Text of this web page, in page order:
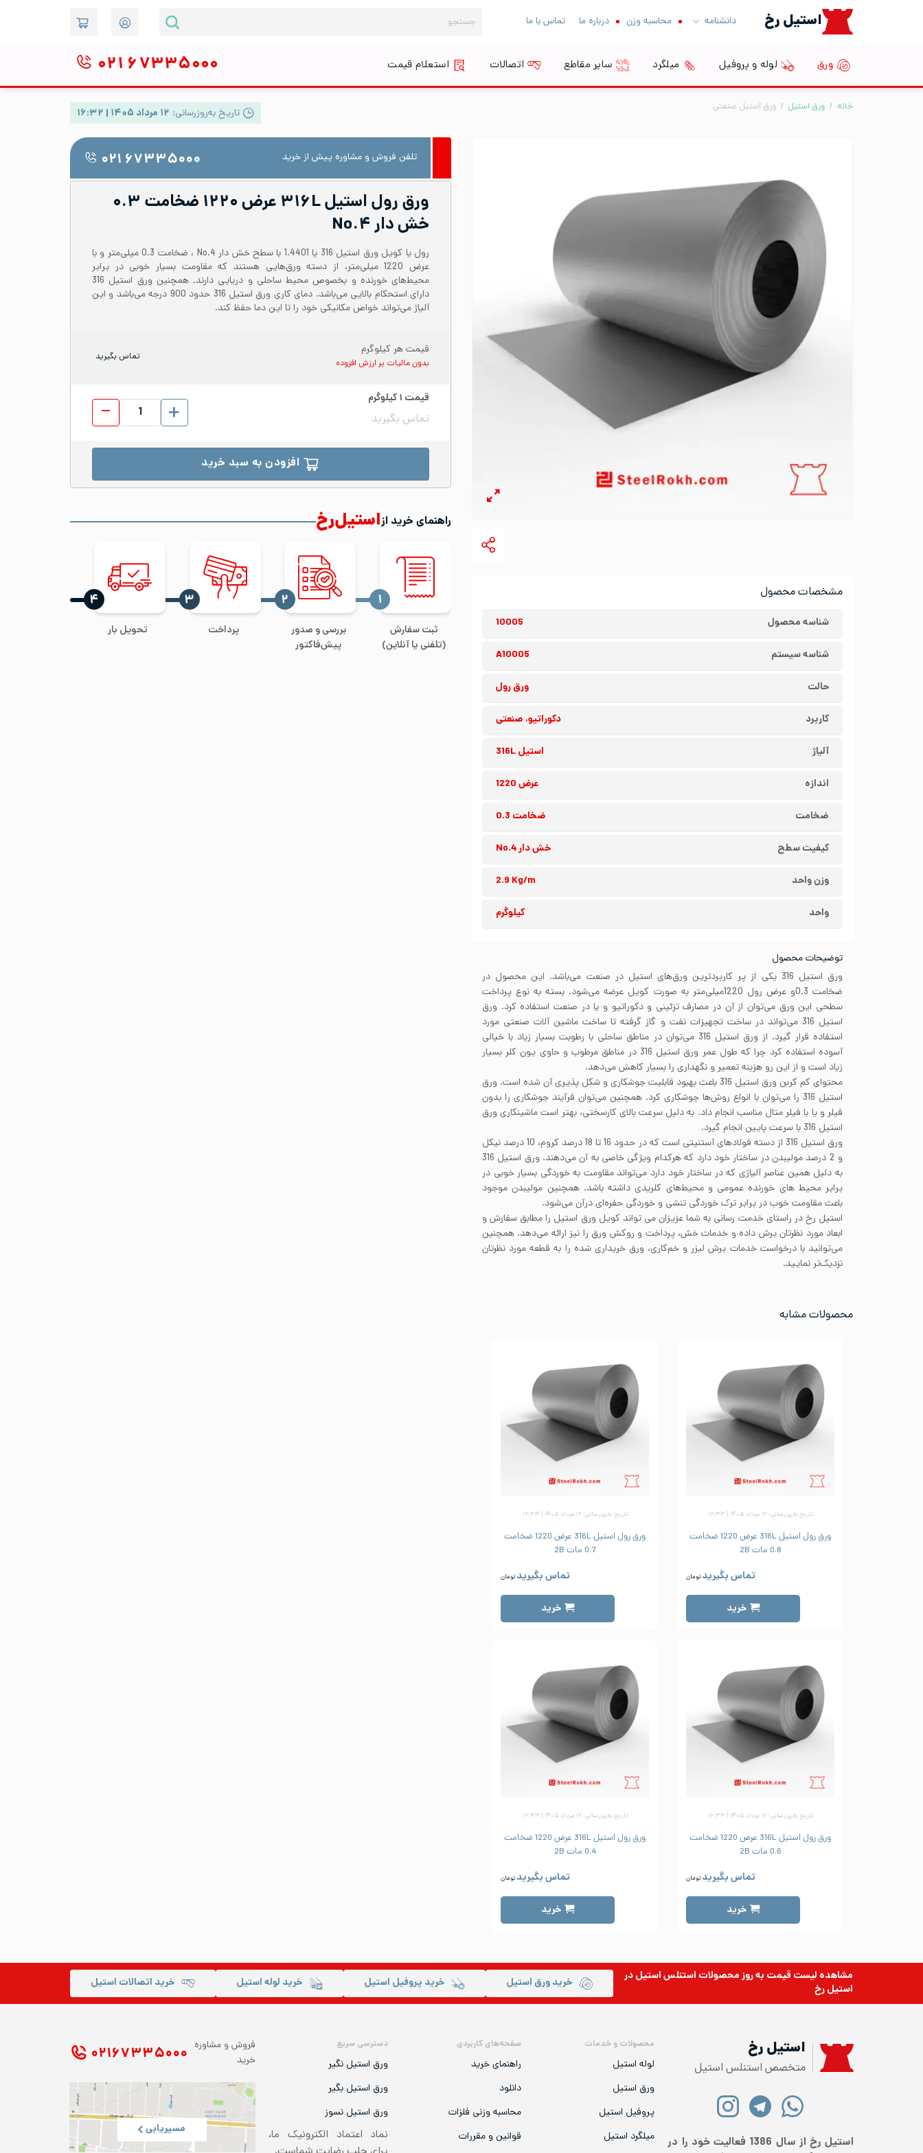
استیل رخ دانشنامه محاسبه وزن درباره ما تماس با ما
برای:
ورق لوله و پروفیل میلگرد سایر مقاطع اتصالات استعلام قیمت ۰۲۱ ۶۷۳۳۵۰۰۰
خانه / ورق استیل / ورق استیل صنعتی تاریخ به‌روزرسانی: ۱۲ مرداد ۱۴۰۵ | ۱۶:۳۲
مشخصات محصول
شناسه محصول 10005
شناسه سیستم A10005
حالت ورق رول
کاربرد دکوراتیو، صنعتی
آلیاژ استیل 316L
اندازه عرض 1220
ضخامت ضخامت 0.3
کیفیت سطح خش دار No.4
وزن واحد 2.9 Kg/m
واحد کیلوگرم
توضیحات محصول
ورق استیل 316 یکی از پر کاربردترین ورق‌های استیل در صنعت می‌باشد. این محصول در
ضخامت 0.3و عرض رول 1220میلی‌متر به صورت کویل عرضه می‌شود. بسته به نوع پرداخت
سطحی این ورق می‌توان از آن در مصارف تزئینی و دکوراتیو و یا در صنعت استفاده کرد. ورق
استیل 316 می‌تواند در ساخت تجهیزات نفت و گاز گرفته تا ساخت ماشین آلات صنعتی مورد
استفاده قرار گیرد. از ورق استیل 316 می‌توان در مناطق ساحلی با رطوبت بسیار زیاد با خیالی
آسوده استفاده کرد چرا که طول عمر ورق استیل 316 در مناطق مرطوب و حاوی یون کلر بسیار
زیاد است و از این رو هزینه تعمیر و نگهداری را بسیار کاهش می‌دهد.
محتوای کم کربن ورق استیل 316 باعث بهبود قابلیت جوشکاری و شکل پذیری آن شده است. ورق
استیل 316 را می‌توان با انواع روش‌ها جوشکاری کرد. همچنین می‌توان فرآیند جوشکاری را بدون
فیلر و یا با فیلر متال مناسب انجام داد. به دلیل سرعت بالای کارسختی، بهتر است ماشینکاری ورق
استیل 316 با سرعت پایین انجام گیرد.
ورق استیل 316 از دسته فولادهای آستنیتی است که در حدود 16 تا 18 درصد کروم، 10 درصد نیکل
و 2 درصد مولیبدن در ساختار خود دارد که هرکدام ویژگی خاصی به آن می‌دهند. ورق استیل 316
به دلیل همین عناصر آلیاژی که در ساختار خود دارد می‌تواند مقاومت به خوردگی بسیار خوبی در
برابر محیط های خورنده عمومی و محیط‌های کلریدی داشته باشد. همچنین مولیبدن موجود
باعث مقاومت خوب در برابر ترک خوردگی تنشی و خوردگی حفره‌ای درآن می‌‌شود.
استیل رخ در راستای خدمت رسانی به شما عزیزان می تواند کویل ورق استیل را مطابق سفارش و
ابعاد مورد نظرتان برش داده و خدمات خش، پرداخت و روکش ورق را نیز ارائه می‌دهد. همچنین
می‌توانید با درخواست خدمات برش لیزر و خم‌کاری، ورق خریداری شده را به قطعه مورد نظرتان
نزدیک‌تر نمایید.
محصولات مشابه
تاریخ به‌روزرسانی: ۱۲ مرداد ۱۴۰۵ | ۱۶:۳۳
ورق رول استیل 316L عرض 1220 ضخامت
0.8 مات 2B
تماس بگیرید تومان
خرید
تاریخ به‌روزرسانی: ۱۲ مرداد ۱۴۰۵ | ۱۶:۳۳
ورق رول استیل 316L عرض 1220 ضخامت
0.7 مات 2B
تماس بگیرید تومان
خرید
تاریخ به‌روزرسانی: ۱۲ مرداد ۱۴۰۵ | ۱۶:۳۳
ورق رول استیل 316L عرض 1220 ضخامت
0.6 مات 2B
تماس بگیرید تومان
خرید
تاریخ به‌روزرسانی: ۱۲ مرداد ۱۴۰۵ | ۱۶:۳۳
ورق رول استیل 316L عرض 1220 ضخامت
0.4 مات 2B
تماس بگیرید تومان
خرید
تلفن فروش و مشاوره پیش از خرید ۰۲۱ ۶۷۳۳۵۰۰۰
ورق رول استیل ۳۱۶L عرض ۱۲۲۰ ضخامت ۰.۳
خش دار No.۴
رول یا کویل ورق استیل 316 یا 1.4401 با سطح خش دار No.4 ، ضخامت 0.3 میلی‌متر و با
عرض 1220 میلی‌متر، از دسته ورق‌هایی هستند که مقاومت بسیار خوبی در برابر
محیط‌های خورنده و بخصوص محیط ساحلی و دریایی دارند. همچنین ورق استیل 316
دارای استحکام بالایی می‌باشد. دمای کاری ورق استیل 316 حدود 900 درجه می‌باشد و این
آلیاژ می‌تواند خواص مکانیکی خود را تا این دما حفظ کند.
قیمت هر کیلوگرم
بدون مالیات بر ارزش افزوده
تماس بگیرید
قیمت ۱کیلوگرم
تماس بگیرید
ورق رول استیل 316L عرض 1220 ضخامت 0.3 خش دار No.4 عدد
افزودن به سبد خرید
راهنمای خرید ازاستیل‌رخ
ثبت سفارش
(تلفنی یا آنلاین)
‍۱
بررسی و صدور
پیش‌فاکتور
‍۲
پرداخت
‍۳
تحویل بار
‍۴
مشاهده لیست قیمت به روزمحصولات استنلس استیلدر
استیل رخ
خرید ورق استیل خرید پروفیل استیل خرید لوله استیل خرید اتصالات استیل
استیل رخ
متخصص استنلس استیل
استیل رخ از سال 1386 فعالیت خود را در
محصولات و خدمات
لوله استیل
ورق استیل
پروفیل استیل
میلگرد استیل
صفحه‌های کاربردی
راهنمای خرید
دانلود
محاسبه وزنی فلزات
قوانین و مقررات
دسترسی سریع
ورق استیل نگیر
ورق استیل بگیر
ورق استیل نسوز
نماد اعتماد الکترونیک ما،
فروش و مشاوره
خرید
۰۲۱ ۶۷۳۳۵۰۰۰
مسیریابی